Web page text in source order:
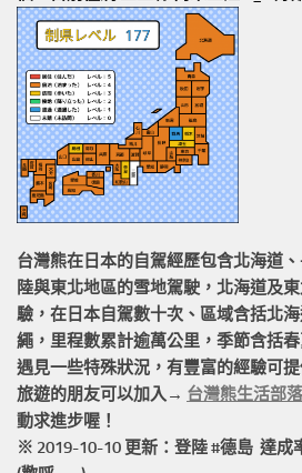
台灣熊在日本的自駕經歷包含北海道
陸與東北地區的雪地駕駛 ，北海道及
驗，在日本自駕數十次、區域含括北
繩， 里程數累計逾萬公里 ，季節含括
遇見一些特殊狀況，有豐富的經驗可
旅遊的朋友可以加入→ 台灣熊生活部落
動求進步喔！
※ 2019-10-10 更新：登陸 #德島 達成